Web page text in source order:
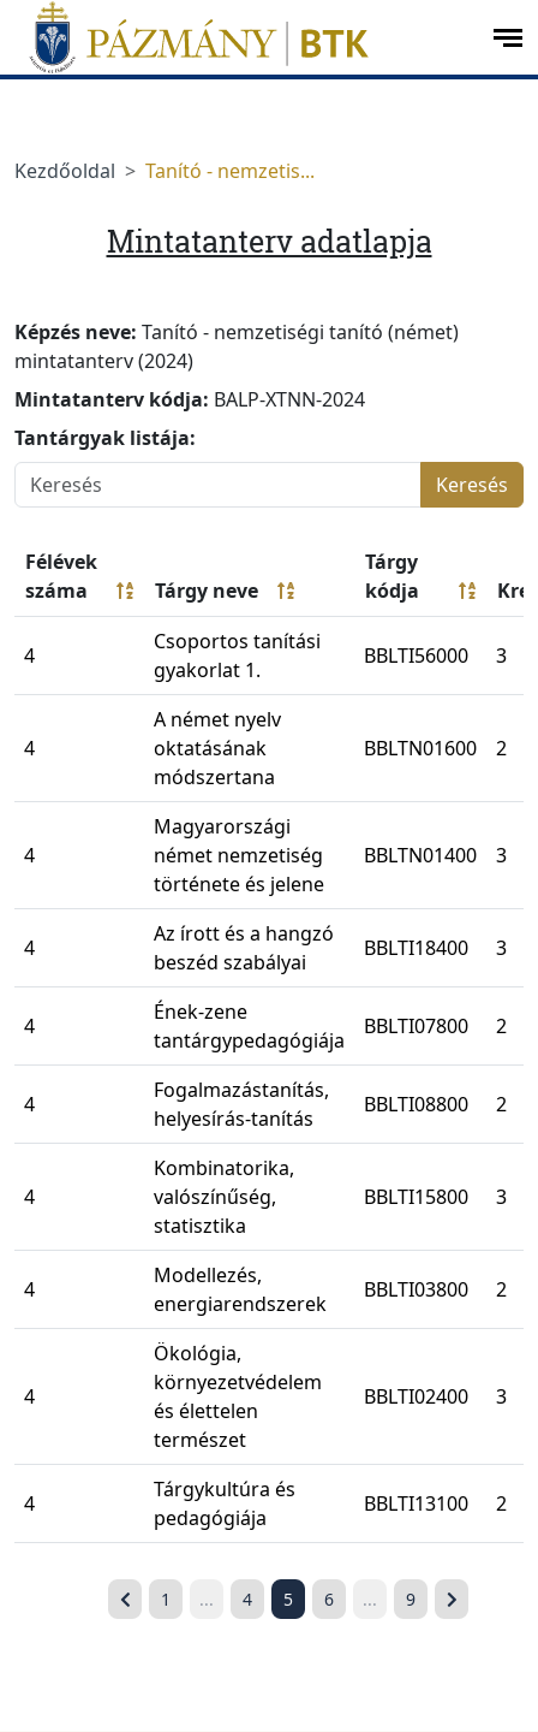
Ugrás a menüre
Ugrás a tartalomra
Kezdőoldal Tanító - nemzetis...
Mintatanterv adatlapja
Képzés neve: Tanító - nemzetiségi tanító (német)
mintatanterv (2024)
Mintatanterv kódja: BALP-XTNN-2024
Tantárgyak listája:
Keresés
Félévek
száma
Tárgy neve
Tárgy
kódja
4
Csoportos tanítási
gyakorlat 1.
BBLTI56000 3
4
A német nyelv
oktatásának
módszertana
BBLTN01600 2
4
Magyarországi
német nemzetiség
története és jelene
BBLTN01400 3
4
Az írott és a hangzó
beszéd szabályai
BBLTI18400 3
4
Ének-zene
tantárgypedagógiája
BBLTI07800 2
4
Fogalmazástanítás,
helyesírás-tanítás
BBLTI08800 2
4
Kombinatorika,
valószínűség,
statisztika
BBLTI15800 3
4
Modellezés,
energiarendszerek
BBLTI03800 2
4
Ökológia,
környezetvédelem
és élettelen
természet
BBLTI02400 3
4
Tárgykultúra és
pedagógiája
BBLTI13100 2
1 ... 4 5 6 ... 9